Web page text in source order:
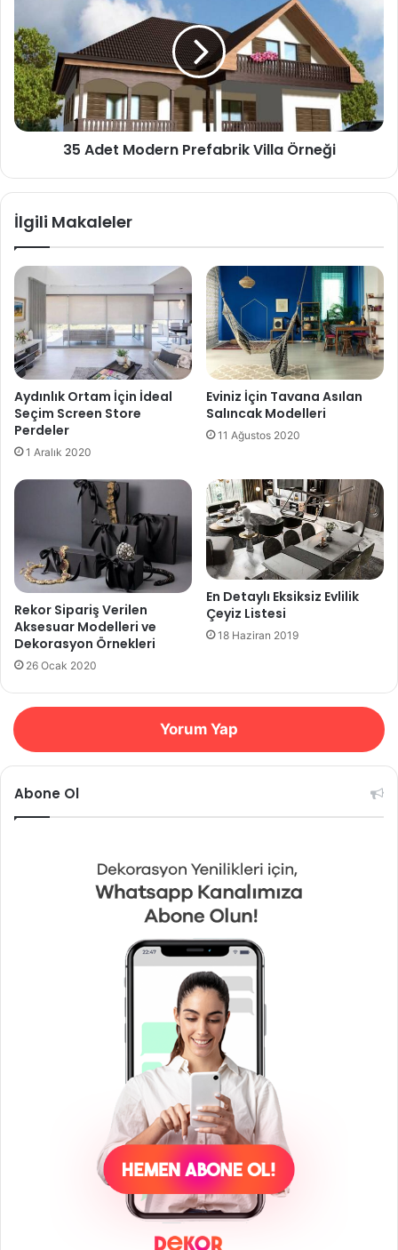
35 Adet Modern Prefabrik Villa Örneği
İlgili Makaleler
Aydınlık Ortam İçin İdeal
Seçim Screen Store
Perdeler
1 Aralık 2020
Eviniz İçin Tavana Asılan
Salıncak Modelleri
11 Ağustos 2020
Rekor Sipariş Verilen
Aksesuar Modelleri ve
Dekorasyon Örnekleri
26 Ocak 2020
En Detaylı Eksiksiz Evlilik
Çeyiz Listesi
18 Haziran 2019
Yorum Yap
Abone Ol